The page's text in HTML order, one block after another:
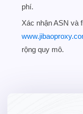
phí.
Xác nhận ASN và
rộng quy mô.